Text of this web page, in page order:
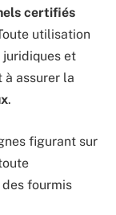
certifiés
utilisation
juridiques et
à assurer la
.
figurant sur
fourmis